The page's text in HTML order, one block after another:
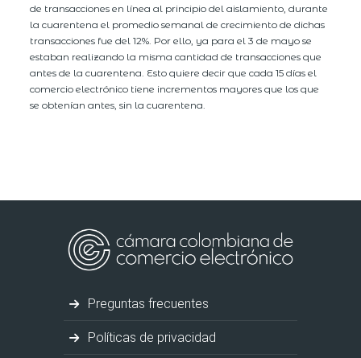
de transacciones en línea al principio del aislamiento, durante
la cuarentena el promedio semanal de crecimiento de dichas
transacciones fue del 12%. Por ello, ya para el 3 de mayo se
estaban realizando la misma cantidad de transacciones que
antes de la cuarentena. Esto quiere decir que cada 15 días el
comercio electrónico tiene incrementos mayores que los que
se obtenían antes, sin la cuarentena.
Preguntas frecuentes
Políticas de privacidad